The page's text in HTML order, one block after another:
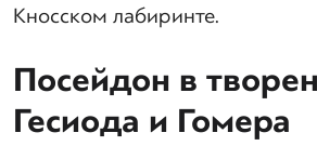
Кносском лабиринте.
Посейдон в
Гесиода и Гомера